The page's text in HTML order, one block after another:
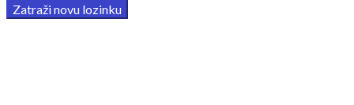
Zatraži novu lozinku